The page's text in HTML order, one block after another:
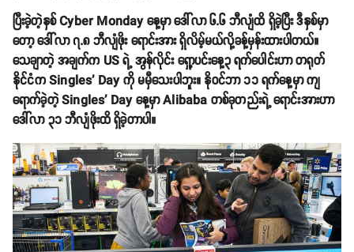
ပြီးခဲ့တဲ့နှစ် Cyber Monday နေ့မှာ ဒေါ်လာ ၆.၆ ဘီလျံထိ ရှိခဲ့ပြီး ဒီနှစ်မှာ
တော့ ဒေါ်လာ ၇.၈ ဘီလျံဖိုး ရောင်းအား ရှိလိမ့်မယ်လို့ခန့်မှန်းထားပါတယ်။
သေချာတဲ့ အချက်က US ရဲ့ အွန်လိုင်း ရှော့ပင်းနေ့၃ ရက်ပေါင်းဟာ တရုတ်
နိုင်ငံက Singles' Day ကို မမှီသေးပါဘူး။ နိုဝင်ဘာ ၁၁ ရက်နေ့မှာ ကျ
ရောက်ခဲ့တဲ့ Singles' Day နေ့မှာ Alibaba တစ်ခုတည်းရဲ့ ရောင်းအားဟာ
ဒေါ်လာ ၃၁ ဘီလျံဖိုးထိ ရှိခဲ့တာပါ။